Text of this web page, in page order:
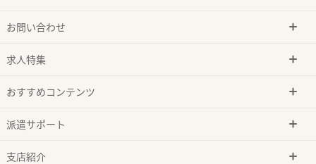
お問い合わせ
求人特集
おすすめコンテンツ
派遣サポート
支店紹介